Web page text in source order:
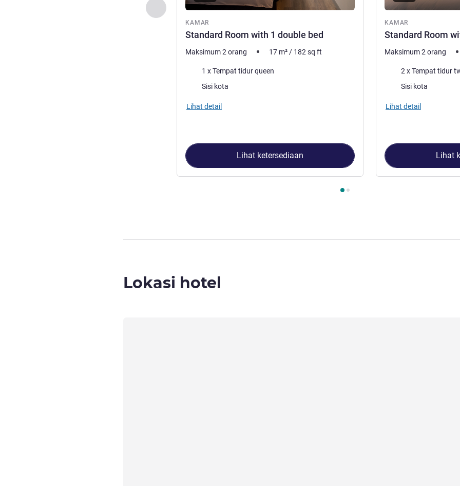
Sebelumnya - Kamar
KAMAR
Standard Room with 1 double bed
Maksimum 2 orang 17 m² / 182 sq ft
Selimut1 x Tempat tidur queen
Pemandangan:
Sisi kota
Lihat detail
Lihat ketersediaan
KAMAR
Standard Room
Maksimum 2 orang
Selimut2 x Tempat tidur
Pemandangan:
Sisi kota
Lihat detail
Lihat
Lokasi hotel